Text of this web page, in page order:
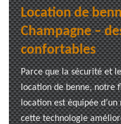
Location de
Champagne –
confortables
Parce que la sécurité et
location de benne, notre
location est équipée
cette technologie